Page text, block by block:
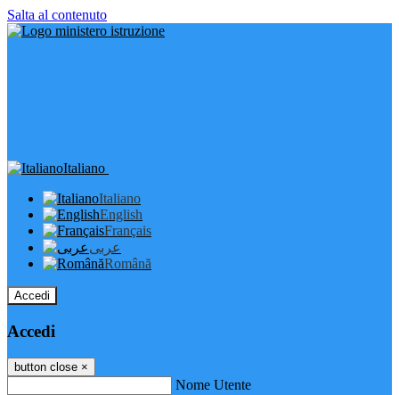
Salta al contenuto
Italiano
Italiano
English
Français
عربى
Română
Accedi
Accedi
button close ×
Nome Utente